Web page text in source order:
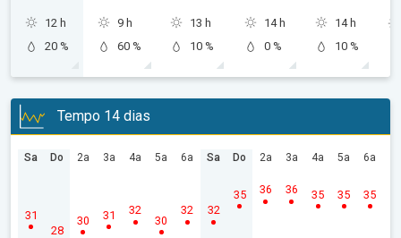
12 h
20 %
9 h
60 %
13 h
10 %
14 h
0 %
14 h
10 %
Tempo 14 dias
Sa
31
Do
28
2a
30
3a
31
4a
32
5a
30
6a
32
Sa
32
Do
35
2a
36
3a
36
4a
35
5a
35
6a
35